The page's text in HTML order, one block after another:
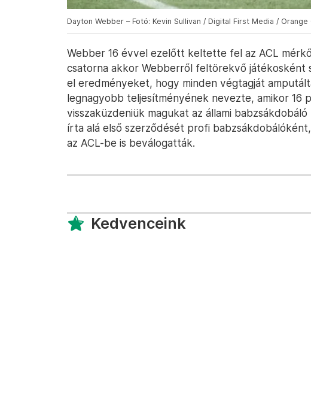
Dayton Webber – Fotó: Kevin Sullivan / Digital First Media /
Webber 16 évvel ezelőtt keltette fel az ACL
csatorna akkor Webberről feltörekvő játékosként
el eredményeket, hogy minden végtagját
legnagyobb teljesítményének nevezte, amikor 16
visszaküzdeniük magukat az állami
írta alá első szerződését profi
az ACL-be is beválogatták.
Kedvenceink